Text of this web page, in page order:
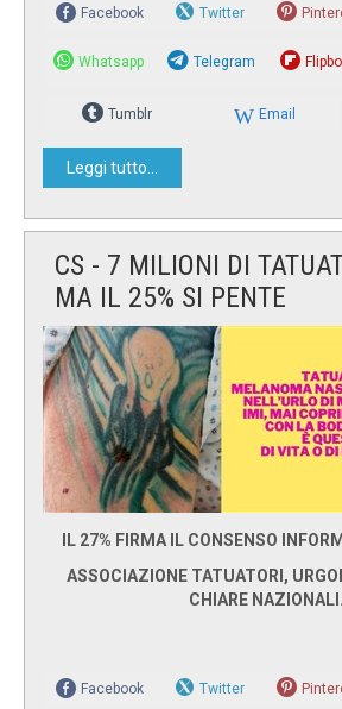
Facebook Twitter
Whatsapp Telegram
Tumblr Email
Leggi tutto...
CS - 7 MILIONI DI
MA IL 25% SI PENTE
IL 27% FIRMA IL CONSENSO
ASSOCIAZIONE TATUATORI,
CHIARE NAZIONALI.
Facebook Twitter